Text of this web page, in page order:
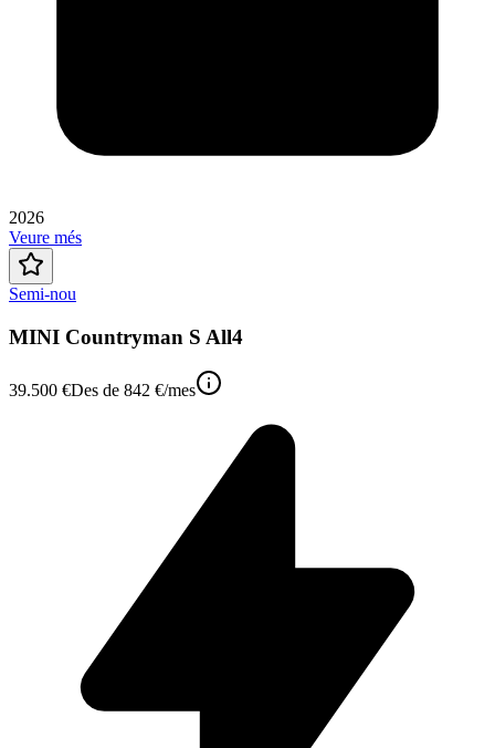
2026
Veure més
Semi-nou
MINI Countryman S All4
39.500 €Des de 842 €/mes